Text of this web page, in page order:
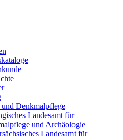
Denkmalpflege
Landesamt für
und Archäologie
Landesamt für